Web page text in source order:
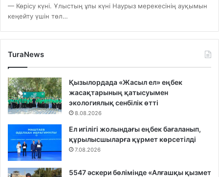
— Көрісу күні. Ұлыстың ұлы күні Наурыз мерекесінің ауқымын
кеңейту үшін төл…
TuraNews
Қызылордада «Жасыл ел» еңбек
жасақтарының қатысуымен
экологиялық сенбілік өтті
8.08.2026
Ел игілігі жолындағы еңбек бағаланып,
құрылысшыларға құрмет көрсетілді
7.08.2026
5547 әскери бөлімінде «Алғашқы қызмет